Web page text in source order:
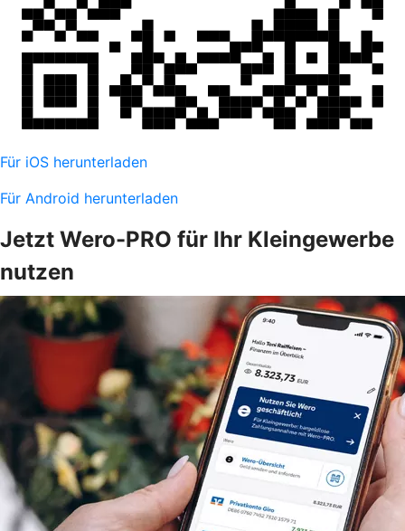
Für iOS herunterladen
Für Android herunterladen
Jetzt Wero-PRO für Ihr Kleingewerbe
nutzen